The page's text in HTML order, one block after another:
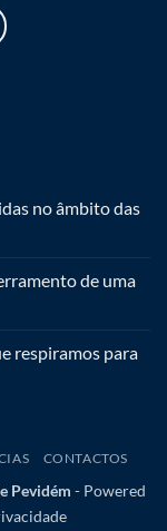
no âmbito das
de uma
respiramos para
CONTACTOS
Pevidém - Powered